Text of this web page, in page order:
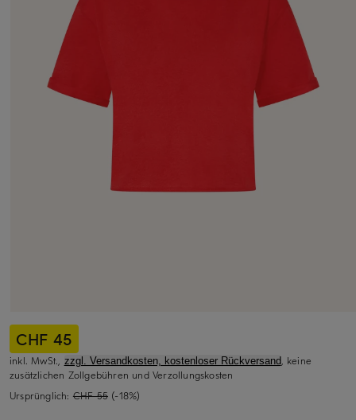
CHF 45
inkl. MwSt., zzgl. Versandkosten, kostenloser Rückversand, keine
zusätzlichen Zollgebühren und Verzollungskosten
Ursprünglich: CHF 55 (-18%)